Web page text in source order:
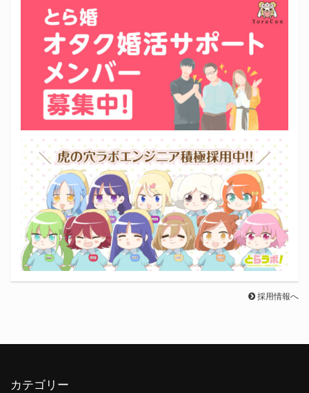
採用情報へ
カテゴリー